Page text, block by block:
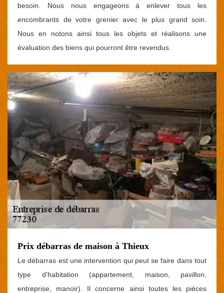
besoin. Nous nous engageons à enlever tous les
encombrants de votre grenier avec le plus grand soin.
Nous en notons ainsi tous les objets et réalisons une
évaluation des biens qui pourront être revendus.
Prix débarras de maison à Thieux
Le débarras est une intervention qui peut se faire dans tout
type d'habitation (appartement, maison, pavillon,
entreprise, manoir). Il concerne ainsi toutes les pièces